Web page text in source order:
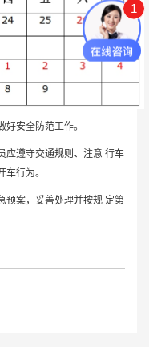
安全防范工作。
应遵守交通规则、注意 行车
行为。
预案，妥善处理并按规 定第
1